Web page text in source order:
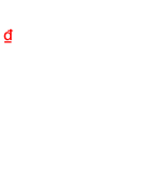
₫Giá
hiện